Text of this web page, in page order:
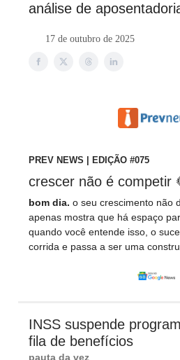
análise de
17 de outubro de 2025
PREV NEWS | EDIÇÃO #075
crescer não é competir
bom dia. o seu crescimento não
apenas mostra que há espaço
quando você entende isso, o
corrida e passa a ser uma
INSS suspende
fila de benefícios
pauta da vez